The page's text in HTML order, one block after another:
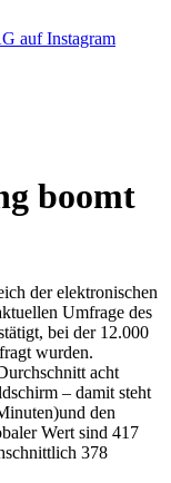
boomt
der elektronischen
Umfrage des
bei der 12.000
wurden.
acht
– damit steht
den
Wert sind 417
378